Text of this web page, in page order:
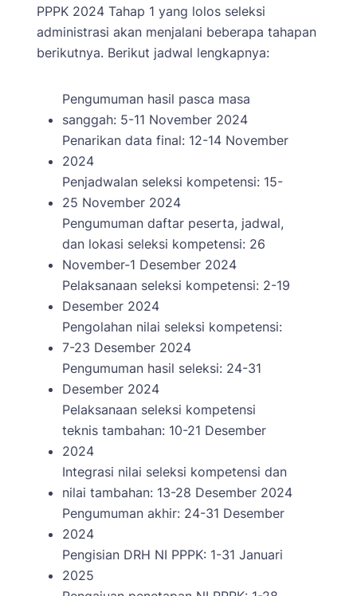
PPPK 2024 Tahap 1 yang lolos seleksi
administrasi akan menjalani beberapa tahapan
berikutnya. Berikut jadwal lengkapnya:
Pengumuman hasil pasca masa
sanggah: 5-11 November 2024
Penarikan data final: 12-14 November
2024
Penjadwalan seleksi kompetensi: 15-
25 November 2024
Pengumuman daftar peserta, jadwal,
dan lokasi seleksi kompetensi: 26
November-1 Desember 2024
Pelaksanaan seleksi kompetensi: 2-19
Desember 2024
Pengolahan nilai seleksi kompetensi:
7-23 Desember 2024
Pengumuman hasil seleksi: 24-31
Desember 2024
Pelaksanaan seleksi kompetensi
teknis tambahan: 10-21 Desember
2024
Integrasi nilai seleksi kompetensi dan
nilai tambahan: 13-28 Desember 2024
Pengumuman akhir: 24-31 Desember
2024
Pengisian DRH NI PPPK: 1-31 Januari
2025